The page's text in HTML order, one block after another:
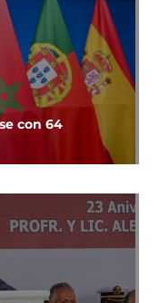
con 64